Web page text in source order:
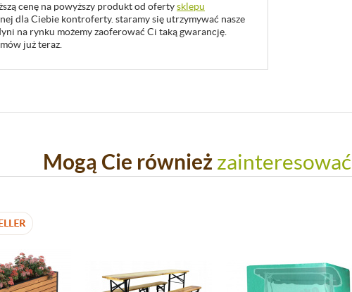
cenę na powyższy produkt od ofertysklepu
dla Ciebie kontroferty. staramy się utrzymywać nasze
na rynku możemy zaoferować Ci taką gwarancję.
już teraz.
Mogą Cie również zainteresować